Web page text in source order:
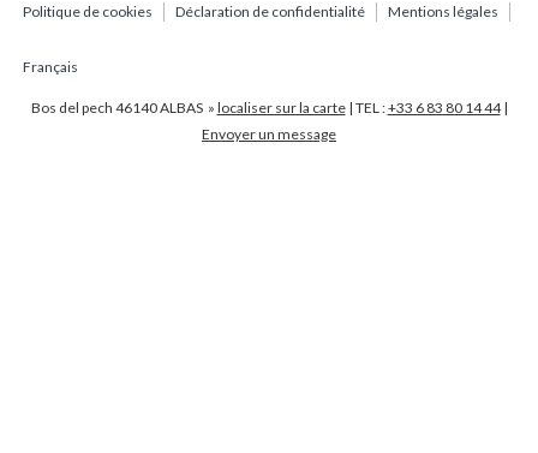
Politique de cookies Déclaration de confidentialité Mentions légales
Français
Bos del pech 46140 ALBAS » localiser sur la carte| TEL :+33 6 83 80 14 44|
Envoyer un message